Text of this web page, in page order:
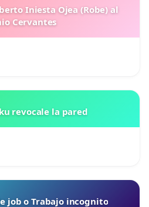
Iniesta Ojea (Robe) al
Cervantes
revocale la pared
job o Trabajo incognito